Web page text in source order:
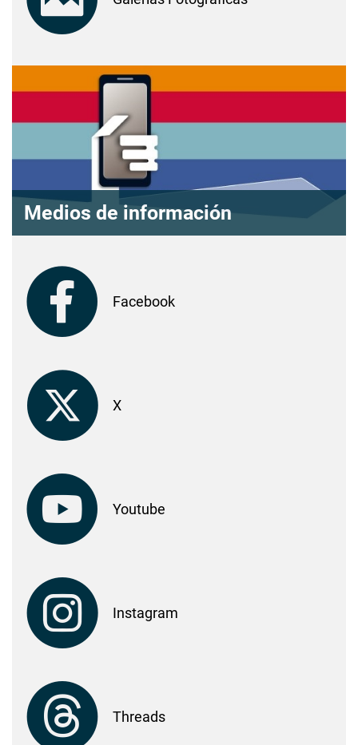
Medios de información
Facebook
X
Youtube
Instagram
Threads